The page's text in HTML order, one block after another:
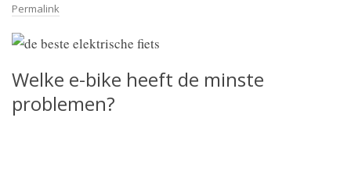
Permalink
Welke e-bike heeft de minste
problemen?